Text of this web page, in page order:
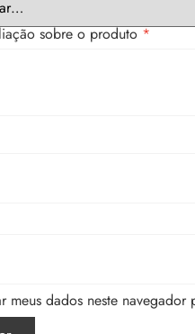
sobre o produto*
meus dados neste